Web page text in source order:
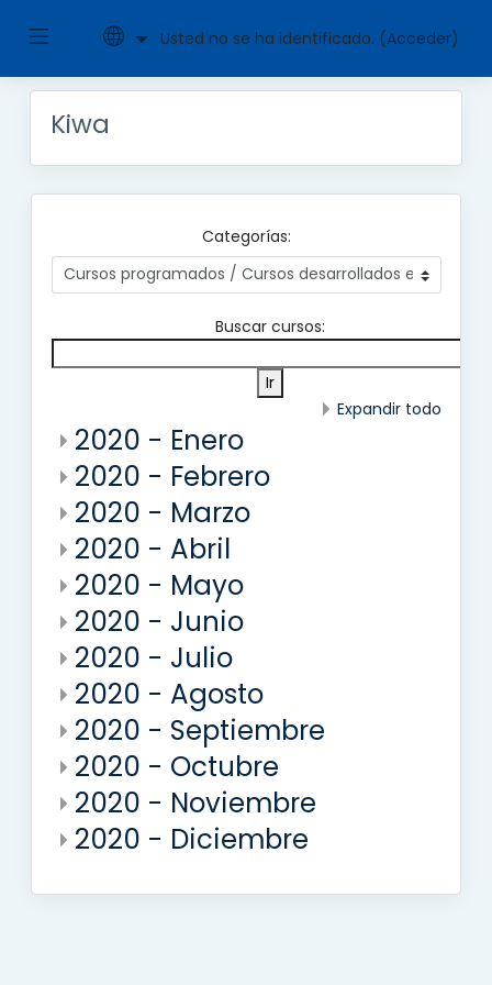
al
principal
Panel
lateral
Usted no se ha identificado. (Acceder)
Kiwa
Categorías:
Expandir todo
2020 - Enero
2020 - Febrero
2020 - Marzo
2020 - Abril
2020 - Mayo
2020 - Junio
2020 - Julio
2020 - Agosto
2020 - Septiembre
2020 - Octubre
2020 - Noviembre
2020 - Diciembre